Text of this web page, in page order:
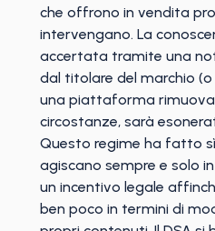
che offrono in vendita
intervengano. La
accertata tramite una
dal titolare del marchio
una piattaforma rimuova
circostanze, sarà
Questo regime ha fatto
agiscano sempre e solo
un incentivo legale
ben poco in termini di